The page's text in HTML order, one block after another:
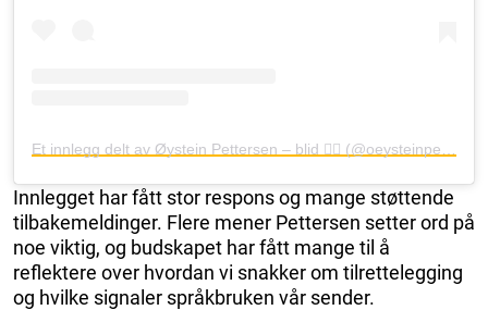
Innlegget har fått stor respons og mange støttende
tilbakemeldinger. Flere mener Pettersen setter ord på
noe viktig, og budskapet har fått mange til å
reflektere over hvordan vi snakker om tilrettelegging
og hvilke signaler språkbruken vår sender.